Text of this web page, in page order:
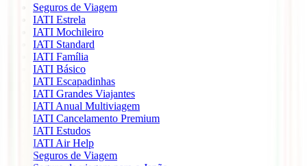
Seguros de Viagem
IATI Estrela
IATI Mochileiro
IATI Standard
IATI Família
IATI Básico
IATI Escapadinhas
IATI Grandes Viajantes
IATI Anual Multiviagem
IATI Cancelamento Premium
IATI Estudos
IATI Air Help
Seguros de Viagem